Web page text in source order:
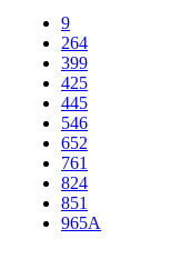
9
264
399
425
445
546
652
761
824
851
965A